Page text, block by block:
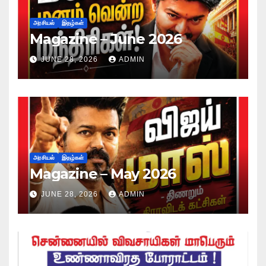
அரசியல் இதழ்கள்
Magazine – June 2026
JUNE 28, 2026 ADMIN
அரசியல் இதழ்கள்
Magazine – May 2026
JUNE 28, 2026 ADMIN